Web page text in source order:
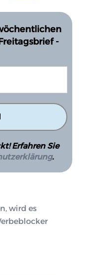
-
Erfahren Sie
.
wird es